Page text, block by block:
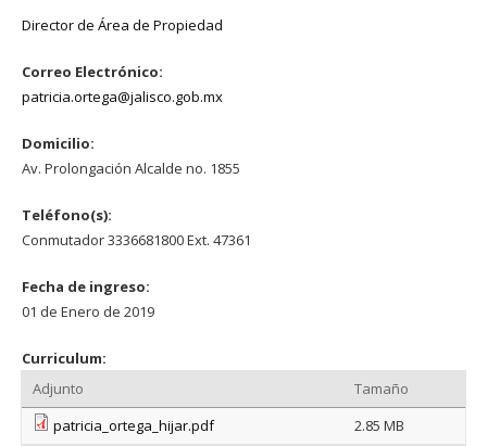
Director de Área de Propiedad
Correo Electrónico:
patricia.ortega@jalisco.gob.mx
Domicilio:
Av. Prolongación Alcalde no. 1855
Teléfono(s):
Conmutador 3336681800 Ext. 47361
Fecha de ingreso:
01 de Enero de 2019
Curriculum:
Adjunto
Tamaño
patricia_ortega_hijar.pdf
2.85 MB